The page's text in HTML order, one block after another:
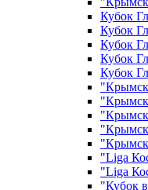
Кубок
Кубок
Кубок
Кубок
Кубок
"Liga
"Liga
"Кубок